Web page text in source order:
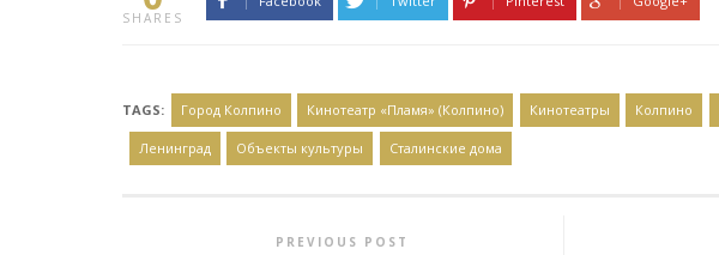
SHARES
TAGS: Город Колпино Кинотеатр «Пламя» (Колпино) Кинотеатры Колпино
Ленинград Объекты культуры Сталинские дома
PREVIOUS POST